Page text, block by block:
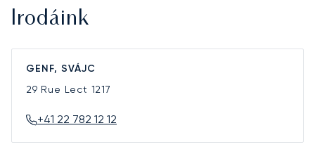
Irodáink
GENF, SVÁJC
29 Rue Lect 1217
+41 22 782 12 12